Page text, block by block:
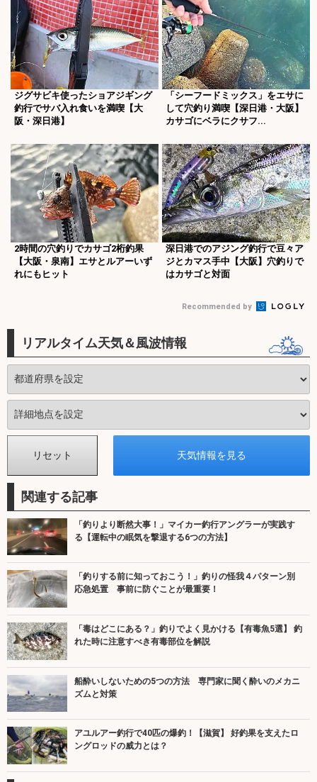
ジグサビキ使ったショアジギング
釣行でサバ入れ食いを満喫【大
阪・深日港】
「シーフードミックス」をエサに
して穴釣り満喫【深日港・大阪】
カサゴにベラにクサフ...
2時間の穴釣りでカサゴ2桁釣果
【大阪・泉南】エサとルアーいず
れにもヒット
深日港でのアジング釣行で豆々ア
ジとカマス手中【大阪】穴釣りで
はカサゴと対面
Recommended by
リアルタイム天気＆風波情報
関連する記事
「釣りより断然大事！」マイカー釣行アングラーが実践す
る【運転中の眠気を撃退する6つの方法】
「釣りする前に知っておこう！」釣りの怪我４パターン別
応急処置 事前に防ぐことが最重要！
「毒はどこにある？」釣りでよく見かける【有毒魚5選】 釣
れた時に注意すべき有毒部位を解説
船酔いしないための5つの方法 専門家に聞く酔いのメカニ
ズムと対策
アユルアー釣行で40匹の爆釣！【滋賀】 好釣果を支えたロ
ングロッドの威力とは？